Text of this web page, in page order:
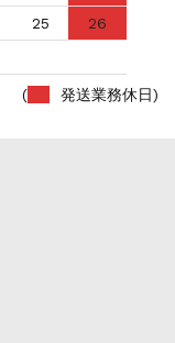
25
26
( 発送業務休日)